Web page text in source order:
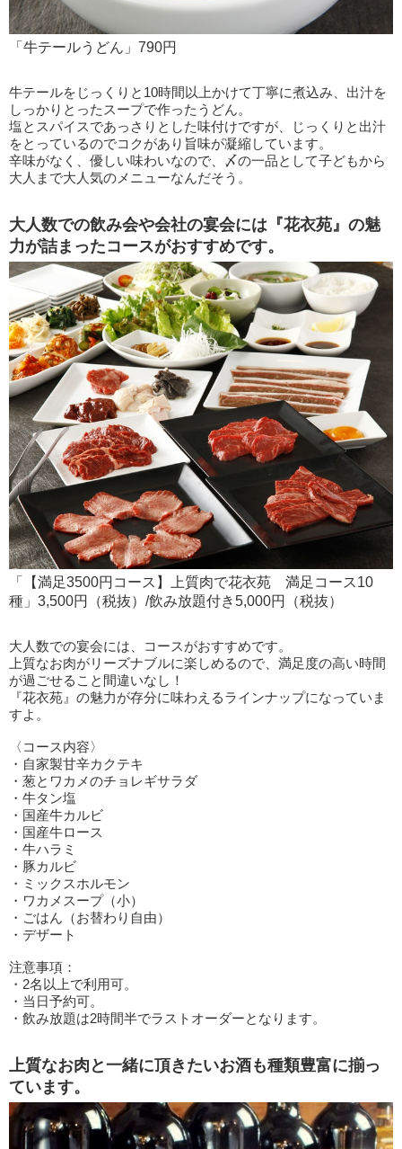
「牛テールうどん」790円
牛テールをじっくりと10時間以上かけて丁寧に煮込み、出汁を
しっかりとったスープで作ったうどん。
塩とスパイスであっさりとした味付けですが、じっくりと出汁
をとっているのでコクがあり旨味が凝縮しています。
辛味がなく、優しい味わいなので、〆の一品として子どもから
大人まで大人気のメニューなんだそう。
大人数での飲み会や会社の宴会には『花衣苑』の魅
力が詰まったコースがおすすめです。
「【満足3500円コース】上質肉で花衣苑 満足コース10
種」3,500円（税抜）/飲み放題付き5,000円（税抜）
大人数での宴会には、コースがおすすめです。
上質なお肉がリーズナブルに楽しめるので、満足度の高い時間
が過ごせること間違いなし！
『花衣苑』の魅力が存分に味わえるラインナップになっていま
すよ。
〈コース内容〉
・自家製甘辛カクテキ
・葱とワカメのチョレギサラダ
・牛タン塩
・国産牛カルビ
・国産牛ロース
・牛ハラミ
・豚カルビ
・ミックスホルモン
・ワカメスープ（小）
・ごはん（お替わり自由）
・デザート
注意事項：
・2名以上で利用可。
・当日予約可。
・飲み放題は2時間半でラストオーダーとなります。
上質なお肉と一緒に頂きたいお酒も種類豊富に揃っ
ています。